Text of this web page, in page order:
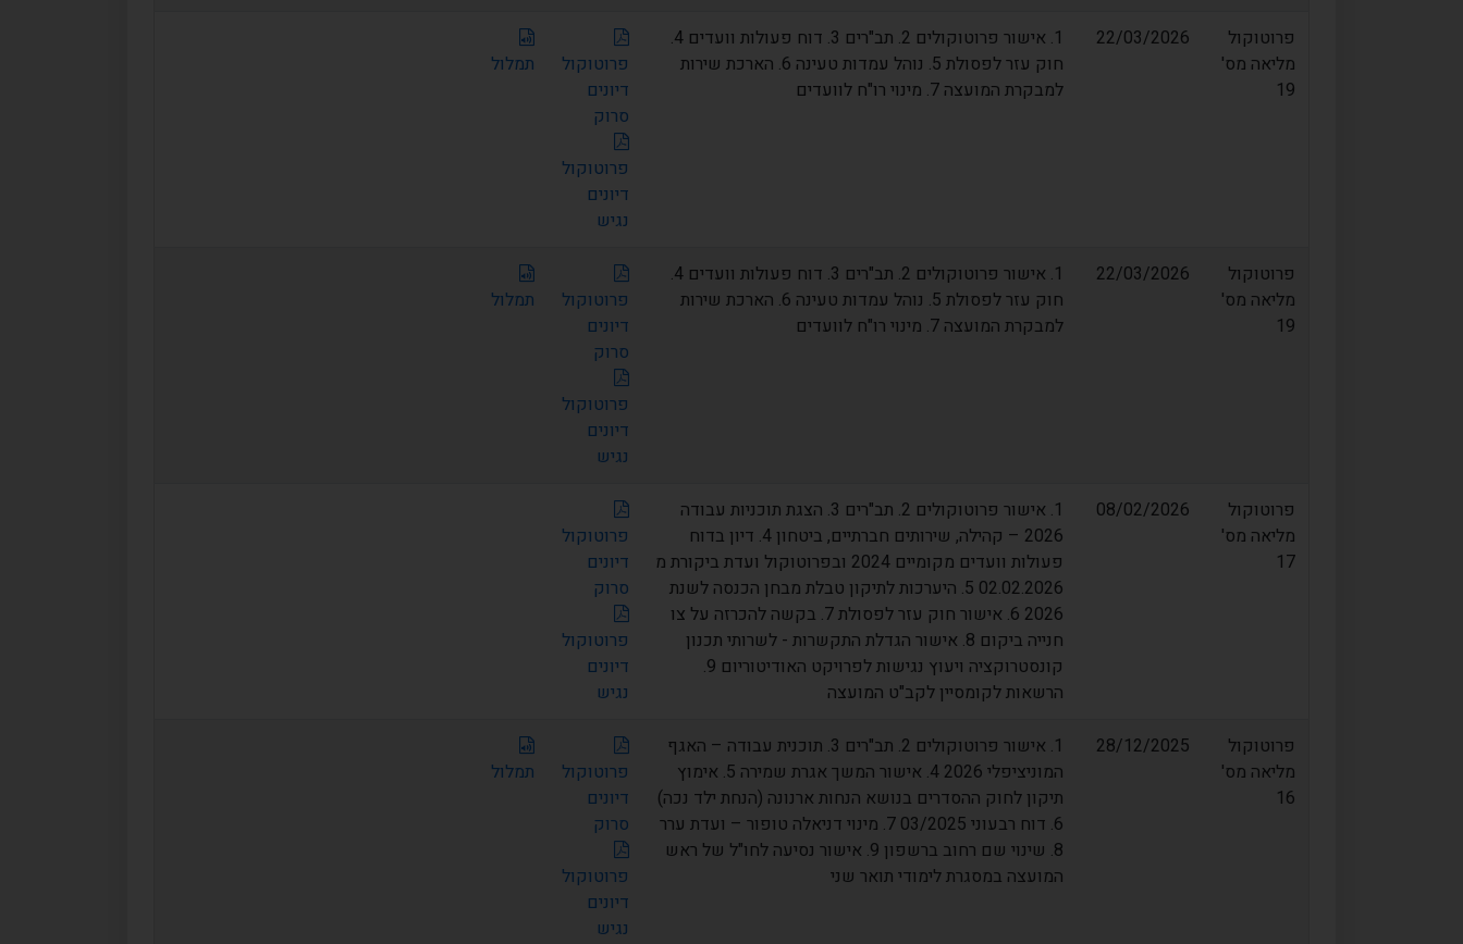
פרוטוקול
מליאה מס'
19
22/03/2026
1. אישור פרוטוקולים 2. תב"רים 3. דוח פעולות וועדים 4.
חוק עזר לפסולת 5. נוהל עמדות טעינה 6. הארכת שירות
למבקרת המועצה 7. מינוי רו"ח לוועדים
פרוטוקול
דיונים
סרוק
פרוטוקול
דיונים
נגיש
תמלול
פרוטוקול
מליאה מס'
19
22/03/2026
1. אישור פרוטוקולים 2. תב"רים 3. דוח פעולות וועדים 4.
חוק עזר לפסולת 5. נוהל עמדות טעינה 6. הארכת שירות
למבקרת המועצה 7. מינוי רו"ח לוועדים
פרוטוקול
דיונים
סרוק
פרוטוקול
דיונים
נגיש
תמלול
פרוטוקול
מליאה מס'
17
08/02/2026
1. אישור פרוטוקולים 2. תב"רים 3. הצגת תוכניות עבודה
2026 – קהילה, שירותים חברתיים, ביטחון 4. דיון בדוח
פעולות וועדים מקומיים 2024 ובפרוטוקול ועדת ביקורת מ
02.02.2026 5. היערכות לתיקון טבלת מבחן הכנסה לשנת
2026 6. אישור חוק עזר לפסולת 7. בקשה להכרזה על צו
חנייה ביקום 8. אישור הגדלת התקשרות - לשרותי תכנון
קונסטרוקציה ויעוץ נגישות לפרויקט האודיטוריום 9.
הרשאות לקומסיין לקב"ט המועצה
פרוטוקול
דיונים
סרוק
פרוטוקול
דיונים
נגיש
פרוטוקול
מליאה מס'
16
28/12/2025
1. אישור פרוטוקולים 2. תב"רים 3. תוכנית עבודה – האגף
המוניציפלי 2026 4. אישור המשך אגרת שמירה 5. אימוץ
תיקון לחוק ההסדרים בנושא הנחות ארנונה (הנחת ילד נכה)
6. דוח רבעוני 03/2025 7. מינוי דניאלה טופור – ועדת ערר
8. שינוי שם רחוב ברשפון 9. אישור נסיעה לחו"ל של ראש
המועצה במסגרת לימודי תואר שני
פרוטוקול
דיונים
סרוק
פרוטוקול
דיונים
נגיש
תמלול